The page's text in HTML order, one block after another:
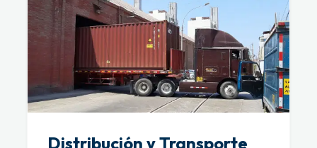
Distribución y Transporte